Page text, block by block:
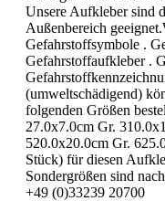
Unsere Aufkleber sind
Außenbereich
Gefahrstoffsymbole .
Gefahrstoffaufkleber .
(umweltschädigend)
folgenden Größen
27.0x7.0cm Gr.
520.0x20.0cm Gr.
Stück) für diesen
Sondergrößen sind
+49 (0)33239 20700